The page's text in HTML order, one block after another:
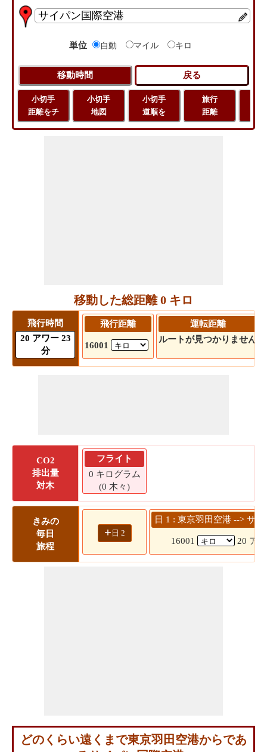
単位 自動 マイル キロ
小切手
距離をチ
小切手
地図
小切手
道順を
旅行
距離
移動した総距離 0 キロ
飛行時間
20 アワー 23
分
飛行距離
16001
運転距離
ルートが見つかりません
CO2
排出量
対木
フライト
0 キログラム
(0 木々)
きみの
毎日
旅程
+ 日 2
日 1 : 東京羽田空港 --> サ
16001 20 ア
どのくらい遠くまで東京羽田空港からであ